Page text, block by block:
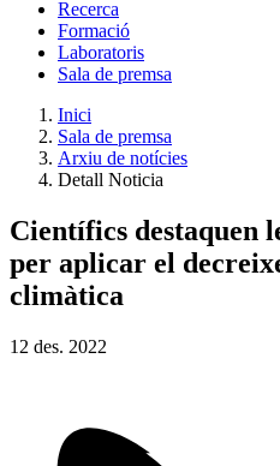
Recerca
Formació
Laboratoris
Sala de premsa
Inici
Sala de premsa
Arxiu de notícies
Detall Noticia
Científics destaquen
per aplicar el
climàtica
12 des. 2022